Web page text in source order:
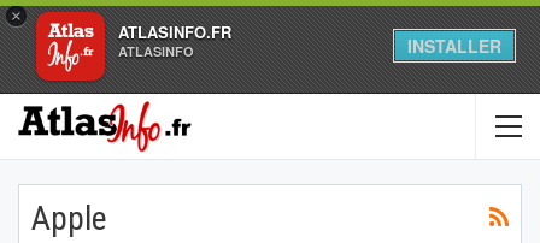
×
ATLASINFO.FR
ATLASINFO INSTALLER
Apple